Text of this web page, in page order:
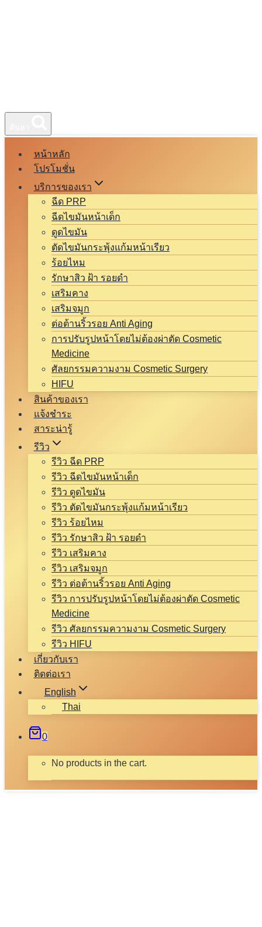
หน้าหลัก
โปรโมชั่น
บริการของเรา
ฉีด PRP
ฉีดไขมันหน้าเด็ก
ดูดไขมัน
ตัดไขมันกระพุ้งแก้มหน้าเรียว
ร้อยไหม
รักษาสิว ฝ้า รอยดำ
เสริมคาง
เสริมจมูก
ต่อต้านริ้วรอย Anti Aging
การปรับรูปหน้าโดยไม่ต้องผ่าตัด Cosmetic
Medicine
ศัลยกรรมความงาม Cosmetic Surgery
HIFU
สินค้าของเรา
แจ้งชำระ
สาระน่ารู้
รีวิว
รีวิว ฉีด PRP
รีวิว ฉีดไขมันหน้าเด็ก
รีวิว ดูดไขมัน
รีวิว ตัดไขมันกระพุ้งแก้มหน้าเรียว
รีวิว ร้อยไหม
รีวิว รักษาสิว ฝ้า รอยดำ
รีวิว เสริมคาง
รีวิว เสริมจมูก
รีวิว ต่อต้านริ้วรอย Anti Aging
รีวิว การปรับรูปหน้าโดยไม่ต้องผ่าตัด Cosmetic
Medicine
รีวิว ศัลยกรรมความงาม Cosmetic Surgery
รีวิว HIFU
เกี่ยวกับเรา
ติดต่อเรา
English
Thai
0
No products in the cart.